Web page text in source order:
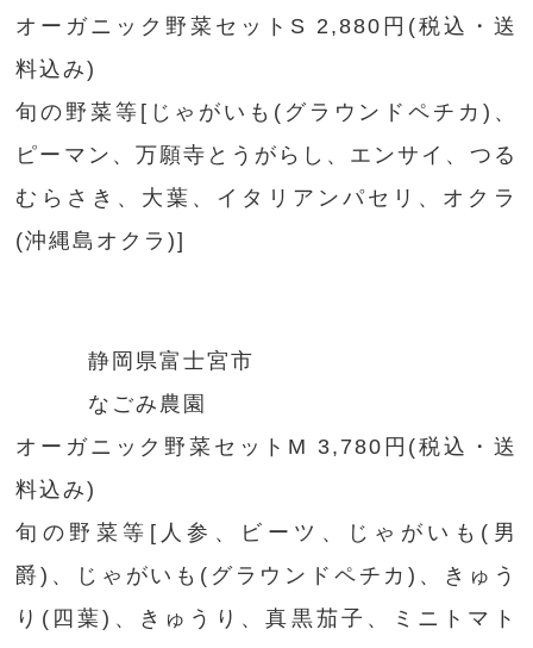
オーガニック野菜セットS 2,880円(税込・送
料込み)
旬の野菜等[じゃがいも(グラウンドペチカ)、
ピーマン、万願寺とうがらし、エンサイ、つる
むらさき、大葉、イタリアンパセリ、オクラ
(沖縄島オクラ)]
静岡県富士宮市
なごみ農園
オーガニック野菜セットM 3,780円(税込・送
料込み)
旬の野菜等[人参、ビーツ、じゃがいも(男
爵)、じゃがいも(グラウンドペチカ)、きゅう
り(四葉)、きゅうり、真黒茄子、ミニトマト